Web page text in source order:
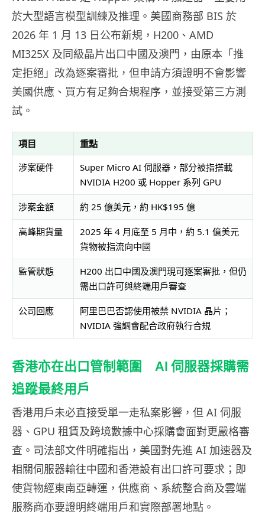
於大型語言模型訓練及推理。美國商務部 BIS 於
2026 年 1 月 13 日公布新規，H200、AMD
MI325X 及同級晶片出口中國及澳門，由原本「推
定拒絕」改為逐案審批，但申請方須證明不會影響
美國供應、買方有足夠合規程序，並接受第三方測
試。
項目
重點
涉案硬件
Super Micro AI 伺服器，部分被指搭載
NVIDIA H200 或 Hopper 系列 GPU
涉案金額 約 25 億美元，約 HK$195 億
高峰期貨量
2025 年 4 月底至 5 月中，約 5.1 億美元
貨物被指流向中國
監管狀態
H200 出口中國及澳門現可逐案審批，但仍
需出口許可與終端用戶審查
公司回應
阿里巴巴否認使用被禁 NVIDIA 晶片；
NVIDIA 強調會配合政府執行合規
香港亦在出口管制範圍 AI 伺服器採購需
追蹤最終用戶
香港用戶未必直接受單一走私案影響，但 AI 伺服
器、GPU 租賃及跨境數據中心採購會面對更嚴格審
查。司法部文件明確指出，美國對先進 AI 加速器及
相關伺服器輸往中國和香港設有出口許可要求；即
使貨物經東南亞轉運，供應商、系統整合商及雲端
服務商亦要證明終端用戶和實際部署地點。